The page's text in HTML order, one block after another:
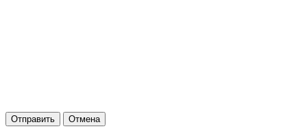
Отправить Отмена